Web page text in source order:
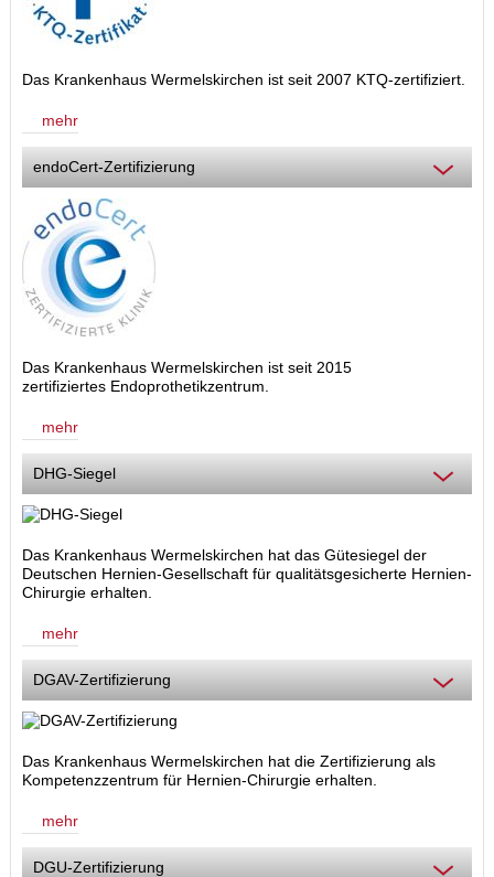
Das Krankenhaus Wermelskirchen ist seit 2007 KTQ-zertifiziert.
mehr
endoCert-Zertifizierung
Das Krankenhaus Wermelskirchen ist seit 2015
zertifiziertes Endoprothetikzentrum.
mehr
DHG-Siegel
Das Krankenhaus Wermelskirchen hat das Gütesiegel der
Deutschen Hernien-Gesellschaft für qualitätsgesicherte Hernien-
Chirurgie erhalten.
mehr
DGAV-Zertifizierung
Das Krankenhaus Wermelskirchen hat die Zertifizierung als
Kompetenzzentrum für Hernien-Chirurgie erhalten.
mehr
DGU-Zertifizierung